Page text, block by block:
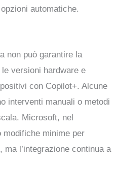
automatiche.
non può garantire la
versioni hardware e
con Copilot+. Alcune
interventi manuali o metodi
Microsoft, nel
minime per
l’integrazione continua a